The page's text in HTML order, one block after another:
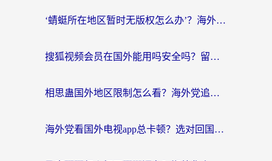
‘蜻蜓所在地区暂时无版权怎么办’？海外党看国内内容、办国内事的实用指南
搜狐视频会员在国外能用吗安全吗？留学生亲测有效的回国观影解决方案
相思蛊国外地区限制怎么看？海外党追剧听歌的终极解决方案
海外党看国外电视app总卡顿？选对回国加速器，追剧购物两不误